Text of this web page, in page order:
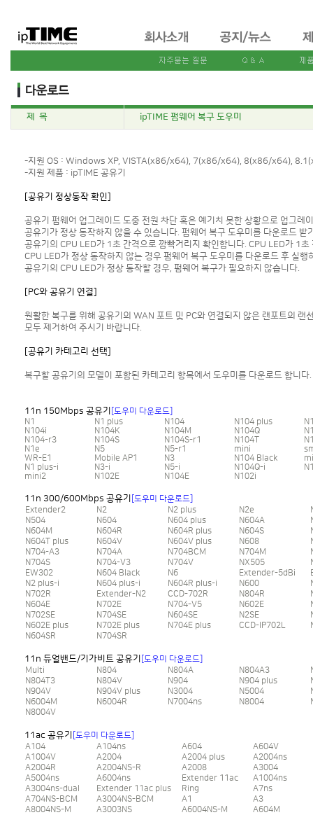
제 목 ipTIME 펌웨어 복구 도우미
-지원 OS : Windows XP, VISTA(x86/x64), 7(x86/x64), 8(x86/x64),
-지원 제품 : ipTIME 공유기
[공유기 정상동작 확인]
공유기 펌웨어 업그레이드 도중 전원 차단 혹은 예기치 못한 상황으로 업그레
공유기가 정상 동작하지 않을 수 있습니다. 펌웨어 복구 도우미를 다운로드 받
공유기의 CPU LED가 1초 간격으로 깜빡거리지 확인합니다. CPU LED가 1
CPU LED가 정상 동작하지 않는 경우 펌웨어 복구 도우미를 다운로드 후 실행
공유기의 CPU LED가 정상 동작할 경우, 펌웨어 복구가 필요하지 않습니다.
[PC와 공유기 연결]
원활한 복구를 위해 공유기의 WAN 포트 및 PC와 연결되지 않은 랜포트의 랜
모두 제거하여 주시기 바랍니다.
[공유기 카테고리 선택]
복구할 공유기의 모델이 포함된 카테고리 항목에서 도우미를 다운로드 합니다.
11n 150Mbps 공유기
[도우미 다운로드]
N1
N1 plus N104 N104 plus
N104i
N104K N104M N104Q
N104-r3
N104S N104S-r1 N104T
N1e
N5 N5-r1 mini
WR-E1
Mobile AP1 N3 N104 Black
N1 plus-i
N3-i N5-i N104Q-i
mini2
N102E N104E N102i
11n 300/600Mbps 공유기
[도우미 다운로드]
Extender2
N2 N2 plus N2e
N504
N604 N604 plus N604A
N604M
N604R N604R plus N604S
N604T plus
N604V N604V plus N608
N704-A3
N704A N704BCM N704M
N704S
N704-V3 N704V NX505
EW302
N604 Black N6 Extender-5dBi
N2 plus-i
N604 plus-i N604R plus-i N600
N702R
Extender-N2 CCD-702R N804R
N604E
N702E N704-V5 N602E
N702SE
N704SE N604SE N2SE
N602E plus
N702E plus N704E plus CCD-IP702L
N604SR
N704SR
11n 듀얼밴드/기가비트 공유기
[도우미 다운로드]
Multi
N804 N804A N804A3
N804T3
N804V N904 N904 plus
N904V
N904V plus N3004 N5004
N6004M
N6004R N7004ns N8004
N8004V
11ac 공유기
[도우미 다운로드]
A104
A104ns A604
A604V
A1004V
A2004 A2004 plus
A2004ns
A2004R
A2004NS-R A2008
A3004
A5004ns
A6004ns Extender 11ac
A1004ns
A3004ns-dual
Extender 11ac plus Ring
A7ns
A704NS-BCM
A3004NS-BCM A1
A3
A8004NS-M
A3003NS A6004NS-M
A604M